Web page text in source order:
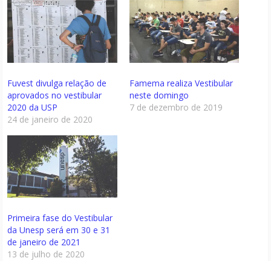
Fuvest divulga relação de
aprovados no vestibular
2020 da USP
24 de janeiro de 2020
Famema realiza Vestibular
neste domingo
7 de dezembro de 2019
Primeira fase do Vestibular
da Unesp será em 30 e 31
de janeiro de 2021
13 de julho de 2020